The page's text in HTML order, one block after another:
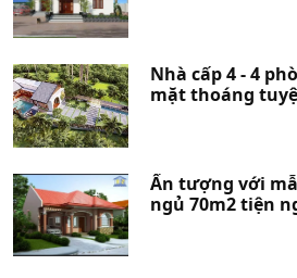
Nhà cấp 4 - 4 phòng ngủ sân vườn 3
mặt thoáng
Ấn tượng với
ngủ 70m2 tiện